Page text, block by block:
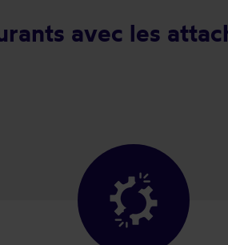
avec les